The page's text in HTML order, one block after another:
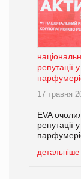
репутації
17 травня
EVA
репутації
детальніше